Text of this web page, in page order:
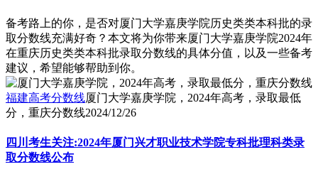
备考路上的你，是否对厦门大学嘉庚学院历史类类本科批的录
取分数线充满好奇？本文将为你带来厦门大学嘉庚学院2024年
在重庆历史类类本科批录取分数线的具体分值，以及一些备考
建议，希望能够帮助到你。
福建高考分数线厦门大学嘉庚学院，2024年高考，录取最低
分，重庆分数线2024/12/26
四川考生关注:2024年厦门兴才职业技术学院专科批理科类录
取分数线公布